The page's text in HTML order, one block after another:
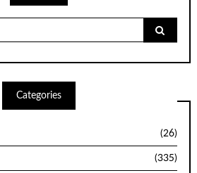
Categories
(26)
(335)